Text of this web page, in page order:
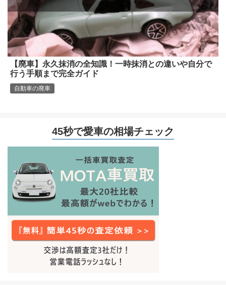
【廃車】永久抹消の全知識！一時抹消との違いや自分で
行う手順まで完全ガイド
自動車の廃車
45秒で愛車の相場チェック